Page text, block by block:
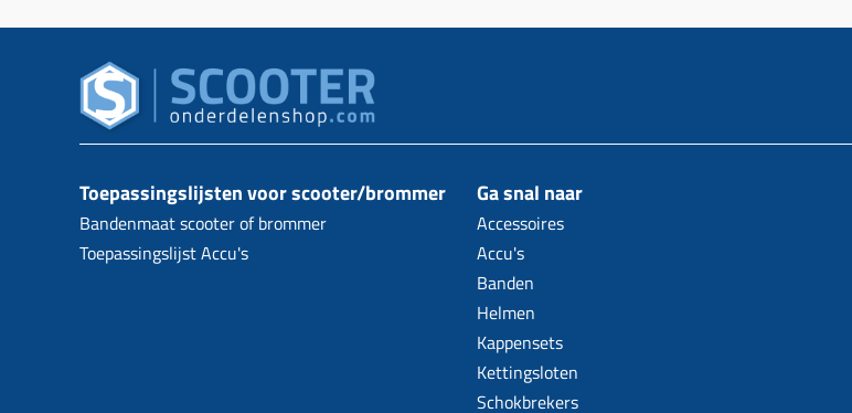
Toepassingslijsten voor scooter/brommer
Bandenmaat scooter of brommer
Toepassingslijst Accu's
Ga snal naar
Accessoires
Accu's
Banden
Helmen
Kappensets
Kettingsloten
Schokbrekers